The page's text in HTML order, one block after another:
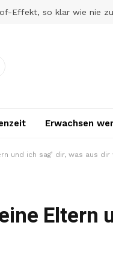
Erwachsen
und ich sag’ dir, was aus dir
Eltern